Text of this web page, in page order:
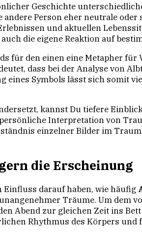
Geschichte
Person eher neutrale
und aktuellen
die eigene Reaktion auf
für den einen eine Metapher
dass bei der Analyse von
Symbols lässt sich somit
kannst Du tiefere
Interpretation von
einzelner Bilder im
die Erscheinung
darauf haben, wie häufig
Träume. Um dem
Abend zur gleichen Zeit ins
Rhythmus des Körpers